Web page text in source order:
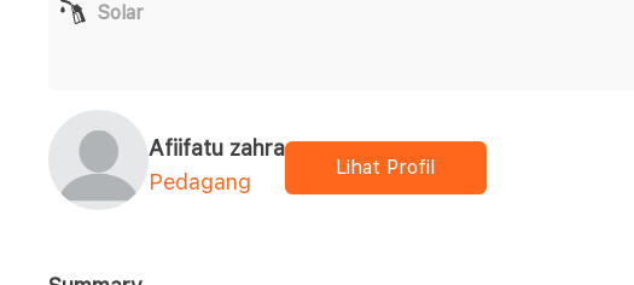
Solar
Afiifatu zahra
Pedagang
Lihat Profil